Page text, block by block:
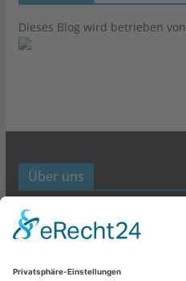
Dieses Blog wird betrieben von
Über uns
Werbund- und Marketing Blog
Links